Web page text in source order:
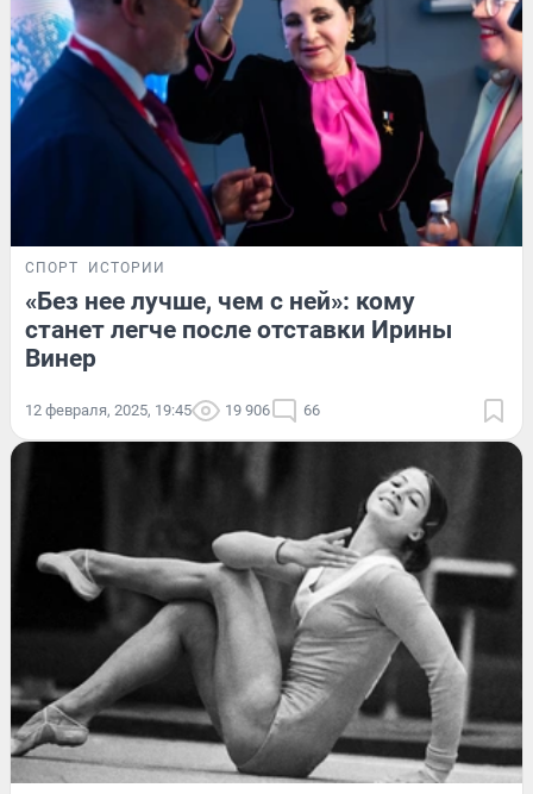
СПОРТ ИСТОРИИ
«Без нее лучше, чем с ней»: кому
станет легче после отставки Ирины
Винер
12 февраля, 2025, 19:45 19 906 66